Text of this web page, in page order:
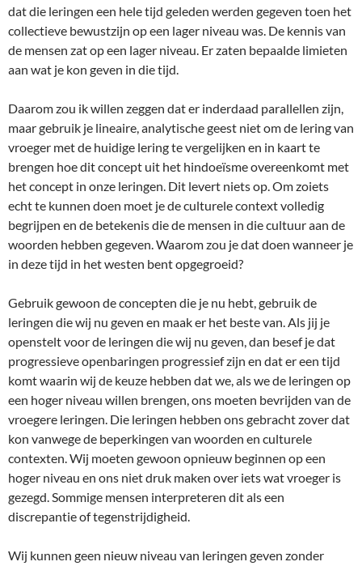
dat die leringen een hele tijd geleden werden gegeven toen het
collectieve bewustzijn op een lager niveau was. De kennis van
de mensen zat op een lager niveau. Er zaten bepaalde limieten
aan wat je kon geven in die tijd.
Daarom zou ik willen zeggen dat er inderdaad parallellen zijn,
maar gebruik je lineaire, analytische geest niet om de lering van
vroeger met de huidige lering te vergelijken en in kaart te
brengen hoe dit concept uit het hindoeïsme overeenkomt met
het concept in onze leringen. Dit levert niets op. Om zoiets
echt te kunnen doen moet je de culturele context volledig
begrijpen en de betekenis die de mensen in die cultuur aan de
woorden hebben gegeven. Waarom zou je dat doen wanneer je
in deze tijd in het westen bent opgegroeid?
Gebruik gewoon de concepten die je nu hebt, gebruik de
leringen die wij nu geven en maak er het beste van. Als jij je
openstelt voor de leringen die wij nu geven, dan besef je dat
progressieve openbaringen progressief zijn en dat er een tijd
komt waarin wij de keuze hebben dat we, als we de leringen op
een hoger niveau willen brengen, ons moeten bevrijden van de
vroegere leringen. Die leringen hebben ons gebracht zover dat
kon vanwege de beperkingen van woorden en culturele
contexten. Wij moeten gewoon opnieuw beginnen op een
hoger niveau en ons niet druk maken over iets wat vroeger is
gezegd. Sommige mensen interpreteren dit als een
discrepantie of tegenstrijdigheid.
Wij kunnen geen nieuw niveau van leringen geven zonder